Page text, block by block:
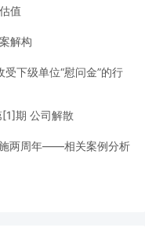
值
解构
下级单位“慰问金”的行
期 公司解散
施两周年——相关案例分析